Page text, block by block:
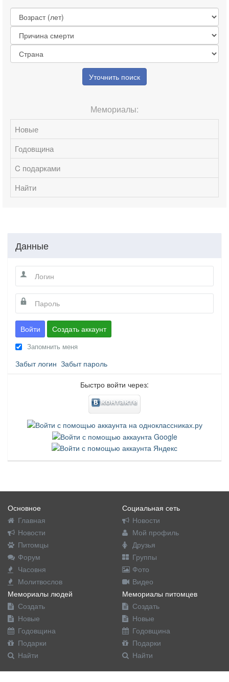
Уточнить поиск
Мемориалы:
Новые
Годовщина
C подарками
Найти
Данные
Войти Создать аккаунт
Запомнить меня
Забыт логин Забыт пароль
Быстро войти через:
Основное
Главная
Новости
Питомцы
Форум
Часовня
Молитвослов
Социальная сеть
Новости
Мой профиль
Друзья
Группы
Фото
Видео
Мемориалы людей
Создать
Новые
Годовщина
Подарки
Найти
Мемориалы питомцев
Создать
Новые
Годовщина
Подарки
Найти